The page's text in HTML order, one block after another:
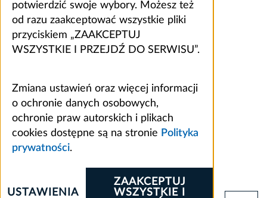
potwierdzić swoje wybory. Możesz też
od razu zaakceptować wszystkie pliki
przyciskiem „ZAAKCEPTUJ
WSZYSTKIE I PRZEJDŹ DO SERWISU”.
Zmiana ustawień oraz więcej informacji
o ochronie danych osobowych,
ochronie praw autorskich i plikach
cookies dostępne są na stronie Polityka
prywatności.
ZAAKCEPTUJ
WSZYSTKIE I
USTAWIENIA